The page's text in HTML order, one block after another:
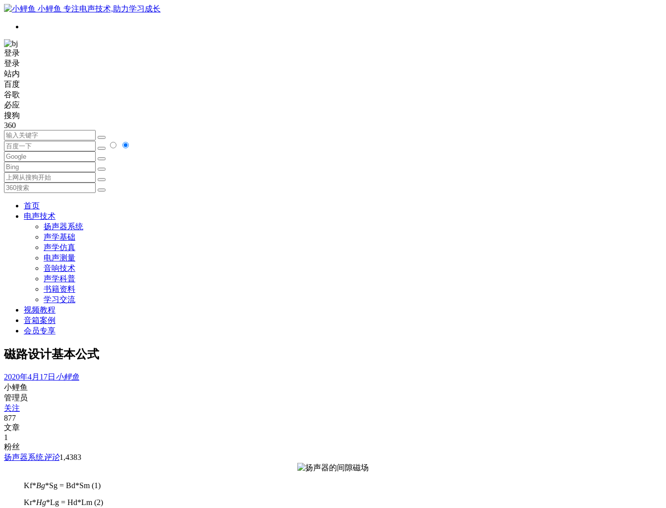
小鲤鱼 专注电声技术,助力学习成长
登录
登录
站内
百度
谷歌
必应
搜狗
360
首页
电声技术
扬声器系统
声学基础
声学仿真
电声测量
音响技术
声学科普
书籍资料
学习交流
视频教程
音箱案例
会员专享
磁路设计基本公式
2020年4月17日 小鲤鱼
小鲤鱼
管理员
关注
877
文章
1
粉丝
扬声器系统评论1,4383
Kf*Bg*Sg = Bd*Sm (1)
Kr*Hg*Lg = Hd*Lm (2)